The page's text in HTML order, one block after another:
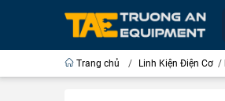
Trang chủ / Linh Kiện Điện Cơ /